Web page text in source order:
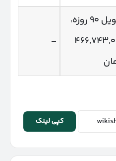
تحویل ۹۰ روزه،
–
کپی لینک